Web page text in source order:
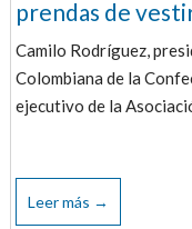
prendas de
Camilo Rodríguez,
Colombiana de la
ejecutivo de la
Leer más →